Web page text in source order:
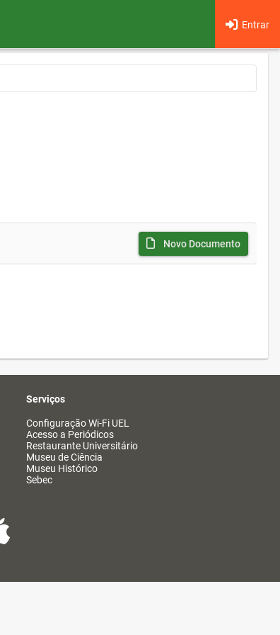
Entrar
Novo Documento
Serviços
Configuração Wi-Fi UEL
Acesso a Periódicos
Restaurante Universitário
Museu de Ciência
Museu Histórico
Sebec